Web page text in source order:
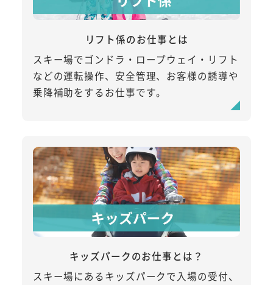
リフト係のお仕事とは
スキー場でゴンドラ・ロープウェイ・リフト
などの運転操作、安全管理、お客様の誘導や
乗降補助をするお仕事です。
キッズパークのお仕事とは？
スキー場にあるキッズパークで入場の受付、